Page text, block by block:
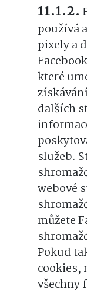
používá
pixely a
které
dalších
služeb.
webové
můžete
Pokud
cookies,
všechny